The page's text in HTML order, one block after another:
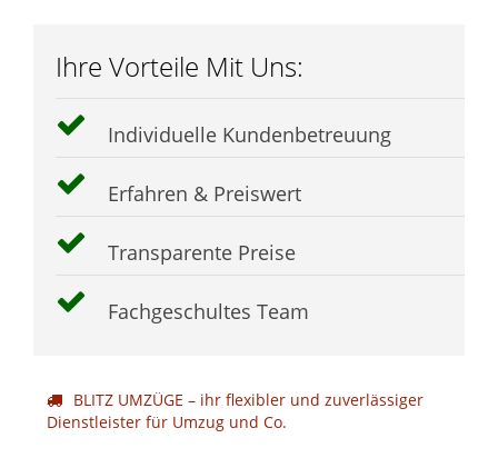
Ihre Vorteile Mit Uns:
Individuelle Kundenbetreuung
Erfahren & Preiswert
Transparente Preise
Fachgeschultes Team
BLITZ UMZÜGE – ihr flexibler und zuverlässiger
Dienstleister für Umzug und Co.